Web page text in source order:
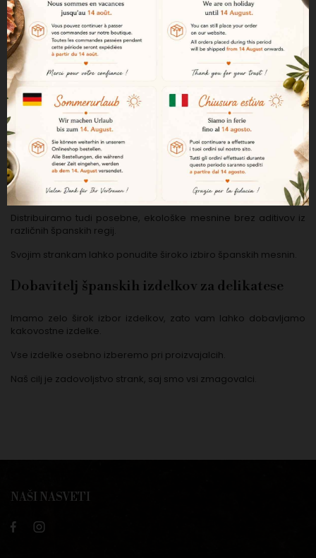
Uvažamo velike količine iz Španije in jih distribuiramo po vsej
Franciji.
Če si želite ogledati naše izdelke in profesionalne cene, obiščite
našo strokovno spletno stran:
www.espagne-iberique.com
Ali pa nas za naše profesionalne cene povprašajte neposredno
po e-pošti:info@espagne-gourmet.com .
Distributer in veletrgovec z najboljšimi
španskimi mesnimi izdelki.
Ponujamo široko paleto iberskih suhih mesnin in pršuta, pršuta
bellota pata negra in suhih mesnin serrano.
Distribuiramo tudi posebne, ekološke mesnine brez aditivov iz
različnih španskih regij.
Svojim strankam lahko ponudite široko izbiro španskih mesnin.
Dobavitelj španskih izdelkov za delikatese
Imamo zelo širok izbor izdelkov, zato vam lahko dobavljamo
kakovostne izdelke.
Vse izdelke osebno izberemo pri proizvajalcih.
Naš cilj je zadovoljstvo strank, saj smo vsi zmagovalci.
NAŠI NASVETI